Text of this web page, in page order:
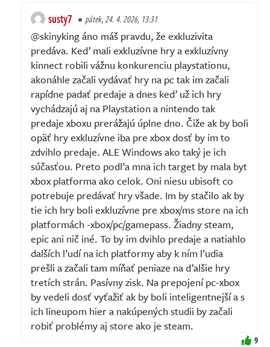
susty7 pátek, 24. 4. 2026, 13:31
@skinyking áno máš pravdu, že exkluzivita
predáva. Keď mali exkluzívne hry a exkluzívny
kinnect robili vážnu konkurenciu playstationu,
akonáhle začali vydávať hry na pc tak im začali
rapídne padať predaje a dnes keď už ich hry
vychádzajú aj na Playstation a nintendo tak
predaje xboxu prerážajú úplne dno. Čiže ak by boli
opäť hry exkluzívne iba pre xbox dosť by im to
zdvihlo predaje. ALE Windows ako taký je ich
súčasťou. Preto podľa mna ich target by mala byt
xbox platforma ako celok. Oni niesu ubisoft co
potrebuje predávať hry všade. Im by stačilo ak by
tie ich hry boli exkluzívne pre xbox/ms store na ich
platformách -xbox/pc/gamepass. Žiadny steam,
epic ani nič iné. To by im dvihlo predaje a natiahlo
dalších ľudí na ich platformy aby k ním ľudia
prešli a začali tam míňať peniaze na ďalšie hry
tretích strán. Pasívny zisk. Na prepojení pc-xbox
by vedeli dosť vyťažiť ak by boli inteligentnejší a s
ich lineupom hier a nakúpených studii by začali
robiť problémy aj store ako je steam.
9